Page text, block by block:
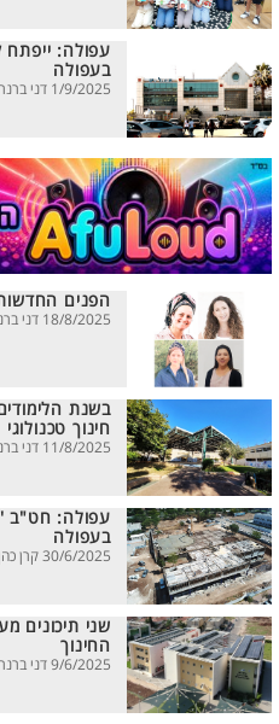
עפולה: ייפתח
בעפולה
1/9/2025 דני ברנר
הפנים
18/8/2025 דני ברנר
בשנת
חינוך טכנולוגי
11/8/2025 דני ברנר
עפולה: חט"ב
בעפולה
30/6/2025 קרן כהן
שני תיכונים
החינוך
9/6/2025 דני ברנר